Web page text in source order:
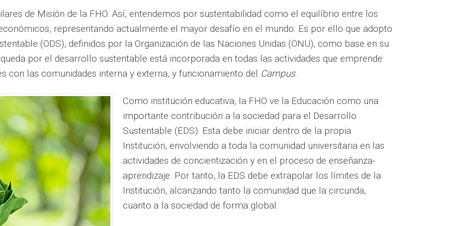
de Misión de la FHO. Así, entendemos por sustentabilidad como el equilíbrio entre los
representando actualmente el mayor desafío en el mundo. Es por ello que adopto
(ODS), definidos por la Organización de las Naciones Unidas (ONU), como base en su
por el desarrollo sustentable está incorporada en todas las actividades que emprende:
con las comunidades interna y externa, y funcionamiento del Campus.
Como institución educativa, la FHO ve la Educación como una
importante contribución a la sociedad para el Desarrollo
Sustentable (EDS). Esta debe iniciar dentro de la propia
Institución, envolviendo a toda la comunidad universitaria en las
actividades de concientización y en el proceso de enseñanza-
aprendizaje. Por tanto, la EDS debe extrapolar los límites de la
Institución, alcanzando tanto la comunidad que la circunda,
cuanto a la sociedad de forma global.